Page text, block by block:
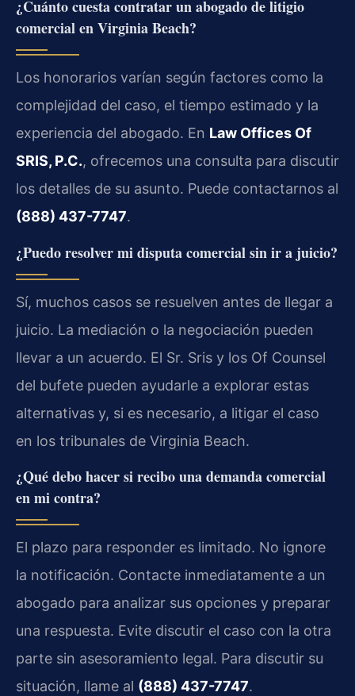
¿Cuánto cuesta contratar un abogado de litigio
comercial en Virginia Beach?
Los honorarios varían según factores como la
complejidad del caso, el tiempo estimado y la
experiencia del abogado. En Law Offices Of
SRIS, P.C., ofrecemos una consulta para discutir
los detalles de su asunto. Puede contactarnos al
(888) 437-7747.
¿Puedo resolver mi disputa comercial sin ir a juicio?
Sí, muchos casos se resuelven antes de llegar a
juicio. La mediación o la negociación pueden
llevar a un acuerdo. El Sr. Sris y los Of Counsel
del bufete pueden ayudarle a explorar estas
alternativas y, si es necesario, a litigar el caso
en los tribunales de Virginia Beach.
¿Qué debo hacer si recibo una demanda comercial
en mi contra?
El plazo para responder es limitado. No ignore
la notificación. Contacte inmediatamente a un
abogado para analizar sus opciones y preparar
una respuesta. Evite discutir el caso con la otra
parte sin asesoramiento legal. Para discutir su
situación, llame al (888) 437-7747.